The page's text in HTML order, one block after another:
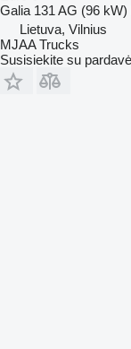
Galia 131 AG (96 kW)
Lietuva, Vilnius
MJAA Trucks
Susisiekite su